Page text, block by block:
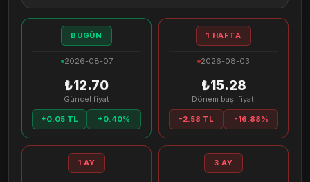
BUGÜN
2026-08-07
₺12.70
Güncel fiyat
+0.05 TL +0.40%
1 HAFTA
2026-08-03
₺15.28
Dönem başı fiyatı
-2.58 TL -16.88%
1 AY 3 AY